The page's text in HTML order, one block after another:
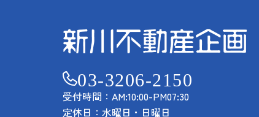
03-3206-2150
受付時間：AM:10:00-PM07:30
定休日：水曜日・日曜日